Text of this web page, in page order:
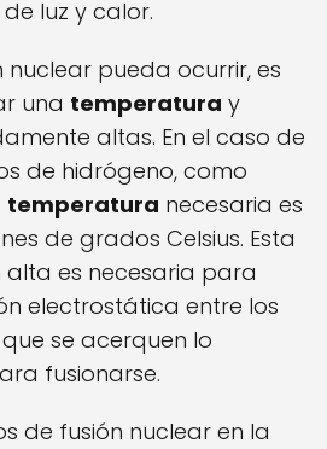
luz y calor.
nuclear pueda ocurrir, es
una temperatura y
altas. En el caso de
de hidrógeno, como
temperatura necesaria es
de grados Celsius. Esta
alta es necesaria para
electrostática entre los
se acerquen lo
fusionarse.
de fusión nuclear en la